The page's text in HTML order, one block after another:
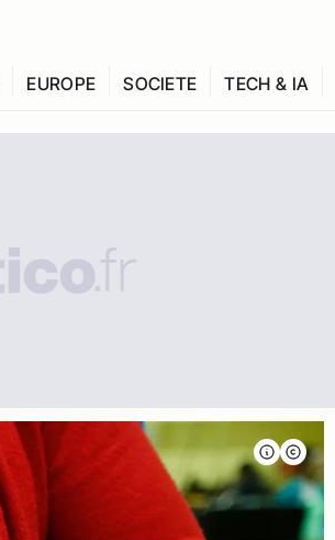
EUROPE SOCIETE TECH & IA